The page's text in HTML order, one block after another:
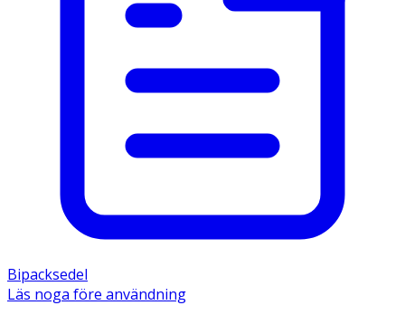
Bipacksedel
Läs noga före användning